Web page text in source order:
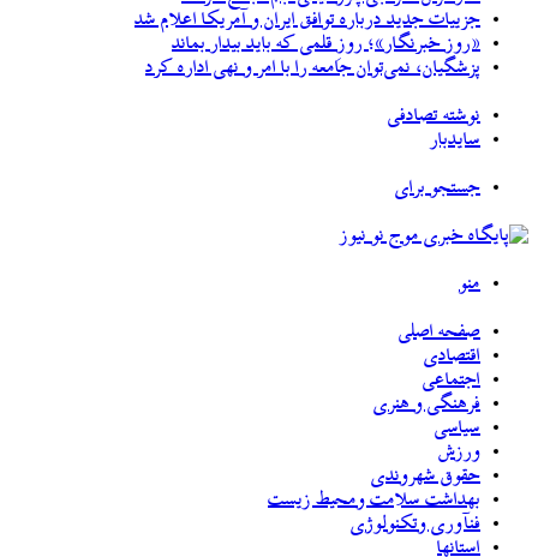
جزییات جدید درباره توافق ایران و آمریکا اعلام شد
«روز خبرنگار»؛ روزِ قلمی که باید بیدار بماند
پزشگیان، نمی‌توان جامعه را با امر و نهی اداره کرد
نوشته تصادفی
سایدبار
جستجو برای
منو
صفحه اصلی
اقتصادی
اجتماعی
فرهنگی و هنری
سیاسی
ورزش
حقوق شهروندی
بهداشت سلامت ومحیط زیست
فنآوری وتکنولوژی
استانها